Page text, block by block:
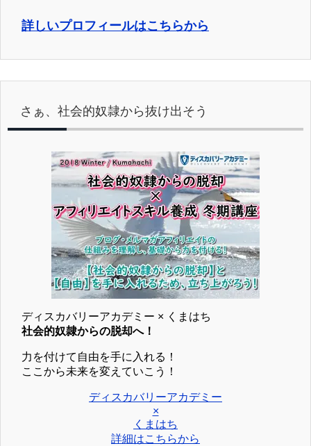
詳しいプロフィールはこちらから
さぁ、社会的奴隷から抜け出そう
ディスカバリーアカデミー × くまはち
社会的奴隷からの脱却へ！
力を付けて自由を手に入れる！
ここから未来を変えていこう！
ディスカバリーアカデミー
×
くまはち
詳細はこちらから